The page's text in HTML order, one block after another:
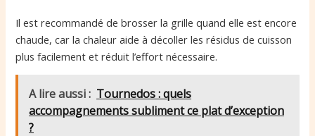
Il est recommandé de brosser la grille quand elle est encore
chaude, car la chaleur aide à décoller les résidus de cuisson
plus facilement et réduit l’effort nécessaire.
A lire aussi : Tournedos : quels
accompagnements subliment ce plat d’exception
?